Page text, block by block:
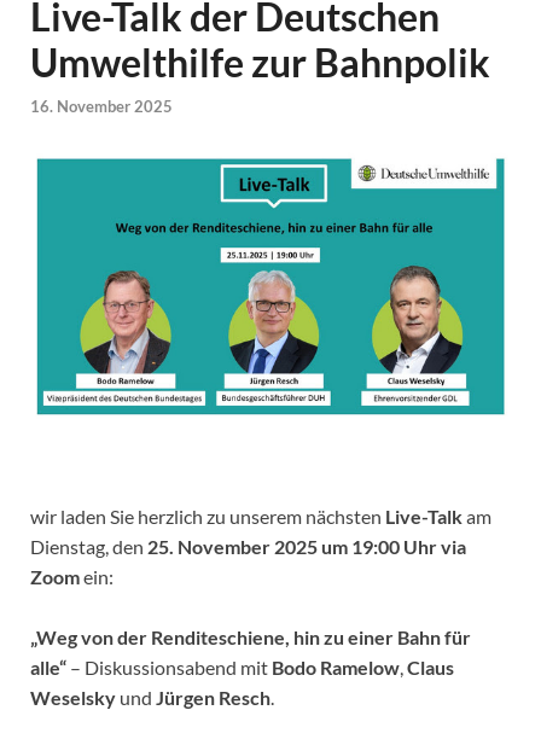
Live-Talk der Deutschen
Umwelthilfe zur Bahnpolik
16. November 2025
wir laden Sie herzlich zu unserem nächsten Live-Talkam
Dienstag, den 25. November 2025 um 19:00 Uhr via
Zoomein:
„Weg von der Renditeschiene, hin zu einer Bahn für
alle“ – Diskussionsabend mit Bodo Ramelow,Claus
Weselsky und Jürgen Resch.